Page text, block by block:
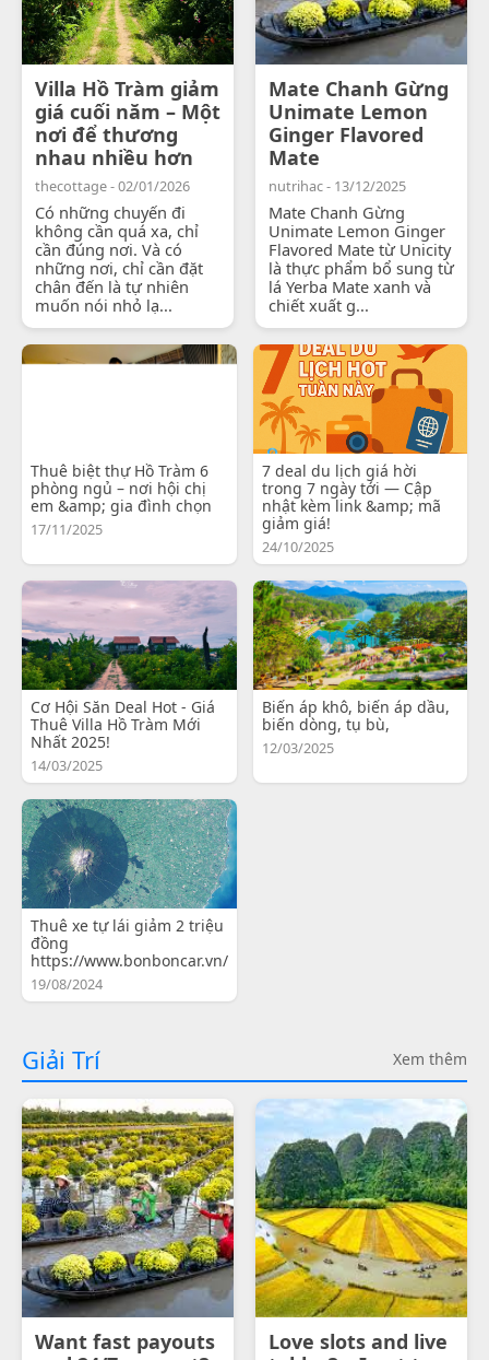
Villa Hồ Tràm giảm
giá cuối năm – Một
nơi để thương
nhau nhiều hơn
thecottage - 02/01/2026
Có những chuyến đi
không cần quá xa, chỉ
cần đúng nơi. Và có
những nơi, chỉ cần đặt
chân đến là tự nhiên
muốn nói nhỏ lạ...
Mate Chanh Gừng
Unimate Lemon
Ginger Flavored
Mate
nutrihac - 13/12/2025
Mate Chanh Gừng
Unimate Lemon Ginger
Flavored Mate từ Unicity
là thực phẩm bổ sung từ
lá Yerba Mate xanh và
chiết xuất g...
Thuê biệt thự Hồ Tràm 6
phòng ngủ – nơi hội chị
em &amp; gia đình chọn
17/11/2025
7 deal du lịch giá hời
trong 7 ngày tới — Cập
nhật kèm link &amp; mã
giảm giá!
24/10/2025
Cơ Hội Săn Deal Hot - Giá
Thuê Villa Hồ Tràm Mới
Nhất 2025!
14/03/2025
Biến áp khô, biến áp dầu,
biến dòng, tụ bù,
12/03/2025
Thuê xe tự lái giảm 2 triệu
đồng
https://www.bonboncar.vn/
19/08/2024
Giải Trí Xem thêm
Want fast payouts
Love slots and live